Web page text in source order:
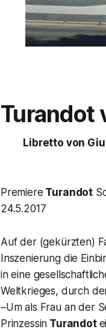
Turandot
Libretto von
Premiere Turandot
24.5.2017
Auf der (gekürzten)
Inszenierung die
in eine
Weltkrieges, durch
–Um als Frau an der
Prinzessin Turandot